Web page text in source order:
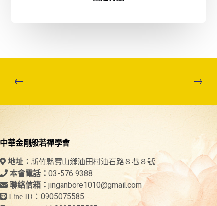
中華金剛般若禪學會
地址： 新竹縣寶山鄉油田村油石路８巷８號
本會電話： 03-576 9388
聯絡信箱： jinganbore1010@gmail.com
Line ID： 0905075585